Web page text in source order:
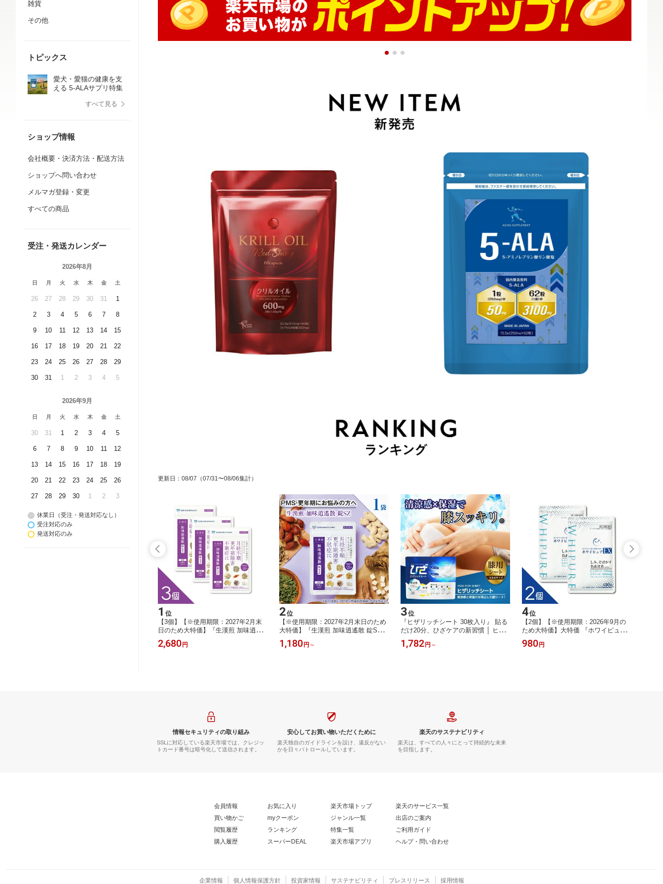
雑貨
その他
トピックス
愛犬・愛猫の健康を支
える 5-ALAサプリ特集
すべて見る
ショップ情報
会社概要・決済方法・配送方法
ショップへ問い合わせ
メルマガ登録・変更
すべての商品
受注・発送カレンダー
2026年8月
日 月 火 水 木 金 土
26 27 28 29 30 31 1
2 3 4 5 6 7 8
9 10 11 12 13 14 15
16 17 18 19 20 21 22
23 24 25 26 27 28 29
30 31 1 2 3 4 5
2026年9月
日 月 火 水 木 金 土
30 31 1 2 3 4 5
6 7 8 9 10 11 12
13 14 15 16 17 18 19
20 21 22 23 24 25 26
27 28 29 30 1 2 3
休業日（受注・発送対応なし）
受注対応のみ
発送対応のみ
更新日 ： 08/07 （07/31〜08/06集計）
1 位
【3個】【※使用期限：2027年2月末
日のため大特価】『生漢煎 加味逍遙
散 錠SZ 150錠』【15日分】 漢方 更
年期障害 月経不順 不眠症 月経前症候
2,680 円
2位
【※使用期限：2027年2月末日のため
大特価】『生漢煎 加味逍遙散 錠SZ 1
50錠』【15日分】 漢方 更年期障害 月
経不順 不眠症 月経前症候群 PMS 女
1,180 円 ～
3位
『ヒザリッチシート 30枚入り』 貼る
だけ20分、ひざケアの新習慣 │ ヒア
ルロン酸・コラーゲン・プロテオグリ
カンなど＋メントール清涼感 MADE I
1,782 円 ～
4位
【2個】【※使用期限：2026年9月の
ため大特価】大特価 『ホワイピュア
EX 120錠（30日分）』 しみ そばかす
色素沈着の緩和 ビタミンC製剤【第3
980 円
情報セキュリティの取り組み
SSLに対応している楽天市場では、クレジッ
トカード番号は暗号化して送信されます。
安心してお買い物いただくために
楽天独自のガイドラインを設け、違反がない
かを日々パトロールしています。
楽天のサステナビリティ
楽天は、すべての人々にとって持続的な未来
を目指します。
会員情報
買い物かご
閲覧履歴
購入履歴
お気に入り
myクーポン
ランキング
スーパーDEAL
楽天市場トップ
ジャンル一覧
特集一覧
楽天市場アプリ
楽天のサービス一覧
出店のご案内
ご利用ガイド
ヘルプ・問い合わせ
企業情報 個人情報保護方針 投資家情報 サステナビリティ プレスリリース 採用情報